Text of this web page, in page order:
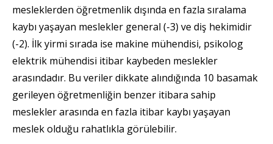
mesleklerden öğretmenlik dışında en fazla sıralama
kaybı yaşayan meslekler general (-3) ve diş hekimidir
(-2). İlk yirmi sırada ise makine mühendisi, psikolog
elektrik mühendisi itibar kaybeden meslekler
arasındadır. Bu veriler dikkate alındığında 10 basamak
gerileyen öğretmenliğin benzer itibara sahip
meslekler arasında en fazla itibar kaybı yaşayan
meslek olduğu rahatlıkla görülebilir.